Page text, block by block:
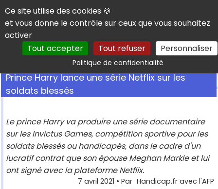
Panneau de gestion des cookies
Ce site utilise des cookies 🍪
et vous donne le contrôle sur ceux que vous souhaitez
activer
Tout accepter
Tout refuser Personnaliser
Politique de confidentialitéRechercher
Prince Harry lance une série Netflix sur les
soldats blessés
Le prince Harry va produire une série documentaire
sur les Invictus Games, compétition sportive pour les
soldats blessés ou handicapés, dans le cadre d'un
lucratif contrat que son épouse Meghan Markle et lui
ont signé avec la plateforme Netflix.
7 avril 2021 • Par Handicap.fr avec l'AFP